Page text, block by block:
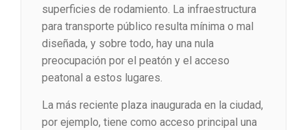
superficies de rodamiento. La infraestructura
para transporte público resulta mínima o mal
diseñada, y sobre todo, hay una nula
preocupación por el peatón y el acceso
peatonal a estos lugares.
La más reciente plaza inaugurada en la ciudad,
por ejemplo, tiene como acceso principal una